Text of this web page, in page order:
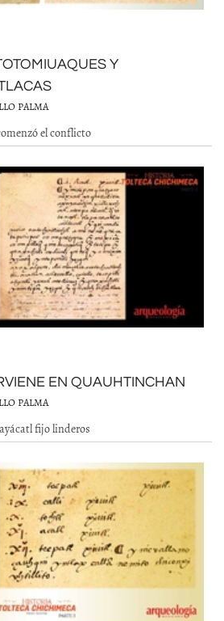
Y
PALMA
el conflicto
EN QUAUHTINCHAN
PALMA
fijo linderos